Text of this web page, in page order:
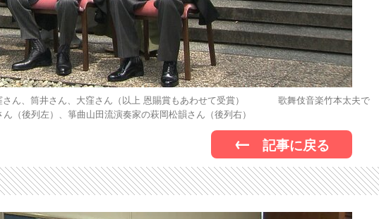
、筒井さん、大窪さん（以上 恩賜賞もあわせて受賞） 歌舞伎音楽竹本太夫で
（後列左）、箏曲山田流演奏家の萩岡松韻さん（後列右）
記事に戻る